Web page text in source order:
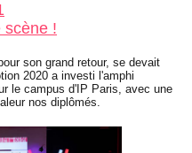
scène !
son grand retour, se devait
2020 a investi l'amphi
le campus d'IP Paris, avec une
nos diplômés.